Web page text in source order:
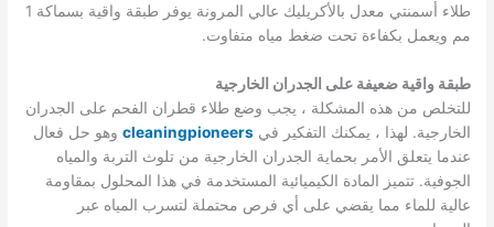
طلاء أسمنتي معدل بالأكريليك عالي المرونة يوفر طبقة واقية بسماكة 1
مم ويعمل بكفاءة تحت ضغط مياه متفاوت.
طبقة واقية ضعيفة على الجدران الخارجية
للتخلص من هذه المشكلة ، يجب وضع طلاء قطران الفحم على الجدران
الخارجية. لهذا ، يمكنك التفكير فيcleaningpioneers وهو حل فعال
عندما يتعلق الأمر بحماية الجدران الخارجية من تلوث التربة والمياه
الجوفية. تتميز المادة الكيميائية المستخدمة في هذا المحلول بمقاومة
عالية للماء مما يقضي على أي فرص محتملة لتسرب المياه عبر